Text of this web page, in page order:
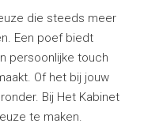
die steeds meer
Een poef biedt
persoonlijke touch
Of het bij jouw
Bij Het Kabinet
te maken.